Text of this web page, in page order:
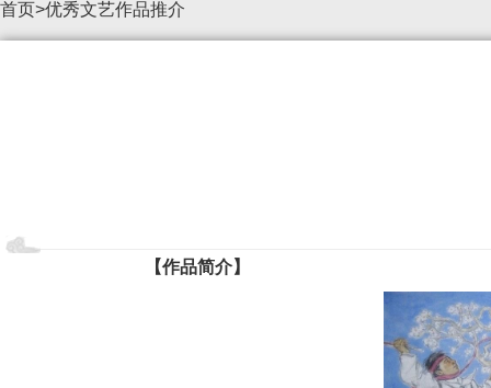
首页>优秀文艺作品推介
【作品简介】